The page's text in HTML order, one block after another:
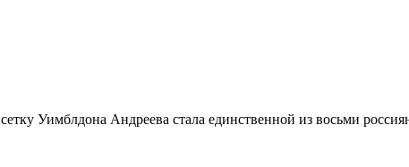
Уимблдона Андреева стала единственной из восьми